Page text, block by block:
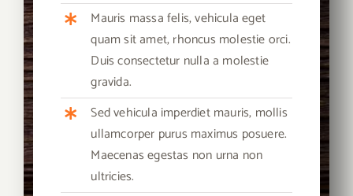
Mauris massa felis, vehicula eget
quam sit amet, rhoncus molestie orci.
Duis consectetur nulla a molestie
gravida.
Sed vehicula imperdiet mauris, mollis
ullamcorper purus maximus posuere.
Maecenas egestas non urna non
ultricies.